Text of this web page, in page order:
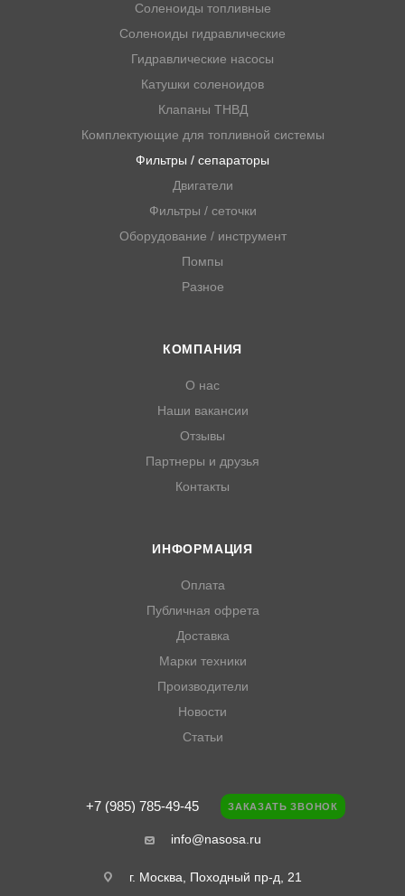
Соленоиды топливные
Соленоиды гидравлические
Гидравлические насосы
Катушки соленоидов
Клапаны ТНВД
Комплектующие для топливной системы
Фильтры / сепараторы
Двигатели
Фильтры / сеточки
Оборудование / инструмент
Помпы
Разное
КОМПАНИЯ
О нас
Наши вакансии
Отзывы
Партнеры и друзья
Контакты
ИНФОРМАЦИЯ
Оплата
Публичная офрета
Доставка
Марки техники
Производители
Новости
Статьи
+7 (985) 785-49-45 ЗАКАЗАТЬ ЗВОНОК
info@nasosa.ru
г. Москва, Походный пр-д, 21